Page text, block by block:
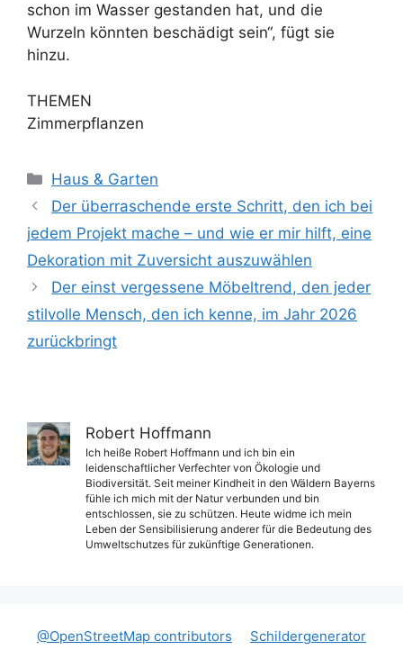
schon im Wasser gestanden hat, und die
Wurzeln könnten beschädigt sein“, fügt sie
hinzu.
THEMEN
Zimmerpflanzen
Kategorien
Haus & Garten
Der überraschende erste Schritt, den ich bei
jedem Projekt mache – und wie er mir hilft, eine
Dekoration mit Zuversicht auszuwählen
Der einst vergessene Möbeltrend, den jeder
stilvolle Mensch, den ich kenne, im Jahr 2026
zurückbringt
Robert Hoffmann
Ich heiße Robert Hoffmann und ich bin ein
leidenschaftlicher Verfechter von Ökologie und
Biodiversität. Seit meiner Kindheit in den Wäldern Bayerns
fühle ich mich mit der Natur verbunden und bin
entschlossen, sie zu schützen. Heute widme ich mein
Leben der Sensibilisierung anderer für die Bedeutung des
Umweltschutzes für zukünftige Generationen.
@OpenStreetMap contributors
Schildergenerator